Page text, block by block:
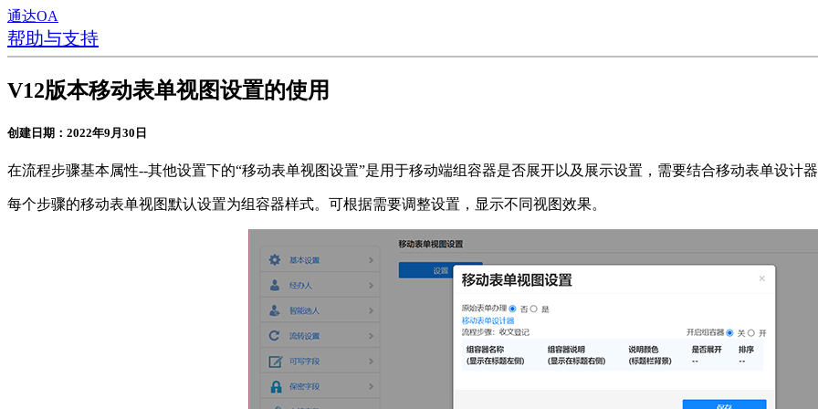
通达OA
帮助与支持
V12版本移动表单视图设置的使用
创建日期：2022年9月30日
在流程步骤基本属性--其他设置下的“移动表单视图设置”是用于移动端组容器是否展开以及展示设置，需要结合移动表单设计器
每个步骤的移动表单视图默认设置为组容器样式。可根据需要调整设置，显示不同视图效果。